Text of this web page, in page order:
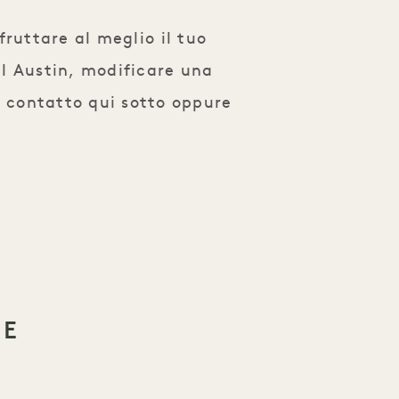
al meglio il tuo
Austin, modificare una
contatto qui sotto oppure